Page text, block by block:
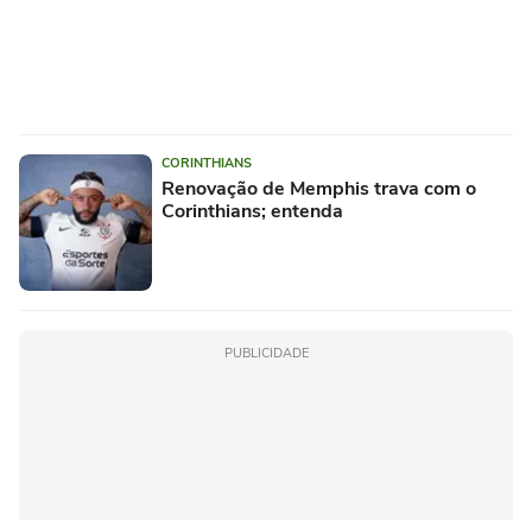
CORINTHIANS
Renovação de Memphis trava com o
Corinthians; entenda
PUBLICIDADE